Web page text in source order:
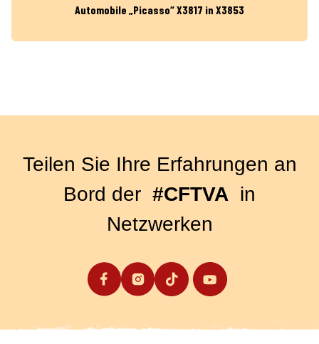
Automobile „Picasso“ X3817 in X3853
Teilen Sie Ihre Erfahrungen an
Bord der #CFTVA in
Netzwerken